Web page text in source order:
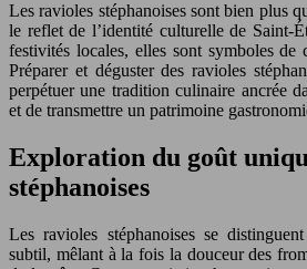
Les ravioles stéphanoises sont bien plus
le reflet de l’identité culturelle de Saint-
festivités locales, elles sont symboles de
Préparer et déguster des ravioles
perpétuer une tradition culinaire ancrée
et de transmettre un patrimoine
Exploration du goût
stéphanoises
Les ravioles stéphanoises se
subtil, mêlant à la fois la douceur des